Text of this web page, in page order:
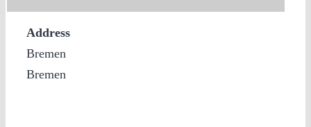
Address
Bremen
Bremen